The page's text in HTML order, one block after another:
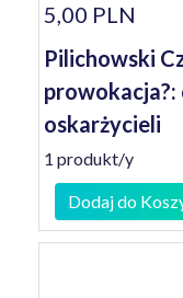
5,00 PLN
Pilichowski
oskarżycieli
1 produkt/y
Dodaj do